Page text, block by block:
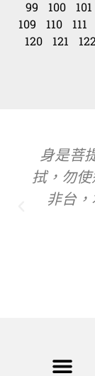
99
100 101
109
110 111
120
121
身是菩
拭，勿
非台